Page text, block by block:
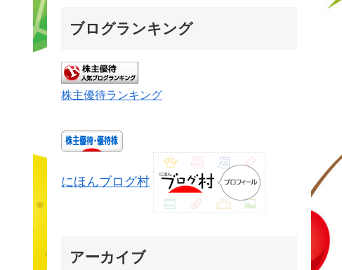
ブログランキング
株主優待ランキング
にほんブログ村
アーカイブ